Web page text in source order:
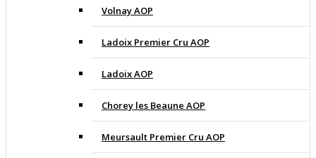
Volnay AOP
Ladoix Premier Cru AOP
Ladoix AOP
Chorey les Beaune AOP
Meursault Premier Cru AOP